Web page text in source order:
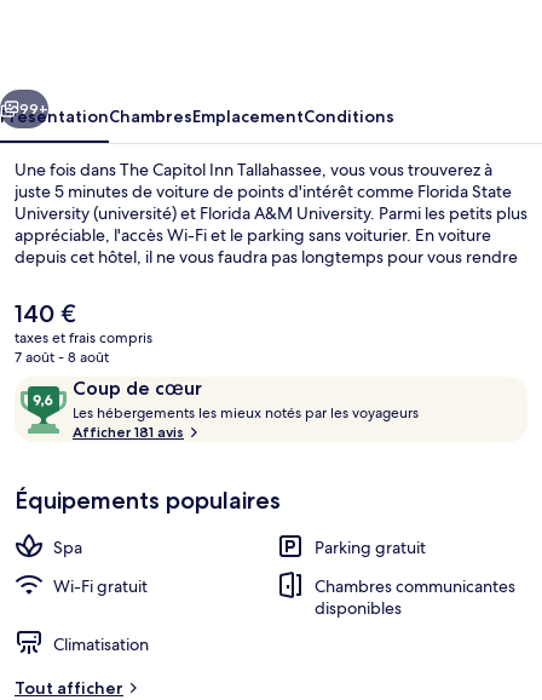
Suivant
99+
PrésentationChambresEmplacementConditions
Une fois dans The Capitol Inn Tallahassee, vous vous trouverez à
juste 5 minutes de voiture de points d'intérêt comme Florida State
University (université) et Florida A&M University. Parmi les petits plus
appréciable, l'accès Wi-Fi et le parking sans voiturier. En voiture
depuis cet hôtel, il ne vous faudra pas longtemps pour vous rendre
voyageurs adorent le personnel attentionné.
Le
prix
actuel
de
140 €.
140 €
taxes et frais compris
7 août - 8 août
Avis
voyageurs
Coup de cœur
9,6
sur
10,
cœur
Les hébergements les mieux notés par les voyageurs
b
r
Afficher 181 avis
Équipements populaires
Spa
Parking gratuit
Wi-Fi gratuit
Chambres communicantes
disponibles
Climatisation
Tout afficher